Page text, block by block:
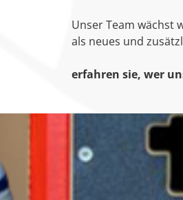
Unser Team wächst
als neues und
erfahren sie, wer